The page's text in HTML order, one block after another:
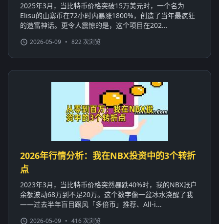
2025年3月，当比特币价格突破15万美元时，一个名为
Elisu的山寨币在72小时内暴涨1800%，创造了当年最疯狂
的造富神话。更令人震惊的是，这个项目在202...
2026-05-09 • 822 次浏览
2026年行情分析：我在NBX投资中的3个转折
点
2023年3月，当比特币价格突然暴跌40%时，我的NBX账户
余额波动68万到不足20万。这个数字像一盆冰水浇醒了我
——过去半年盲目跟风「多倍币」推荐、All-i...
2026-05-09 • 416 次浏览